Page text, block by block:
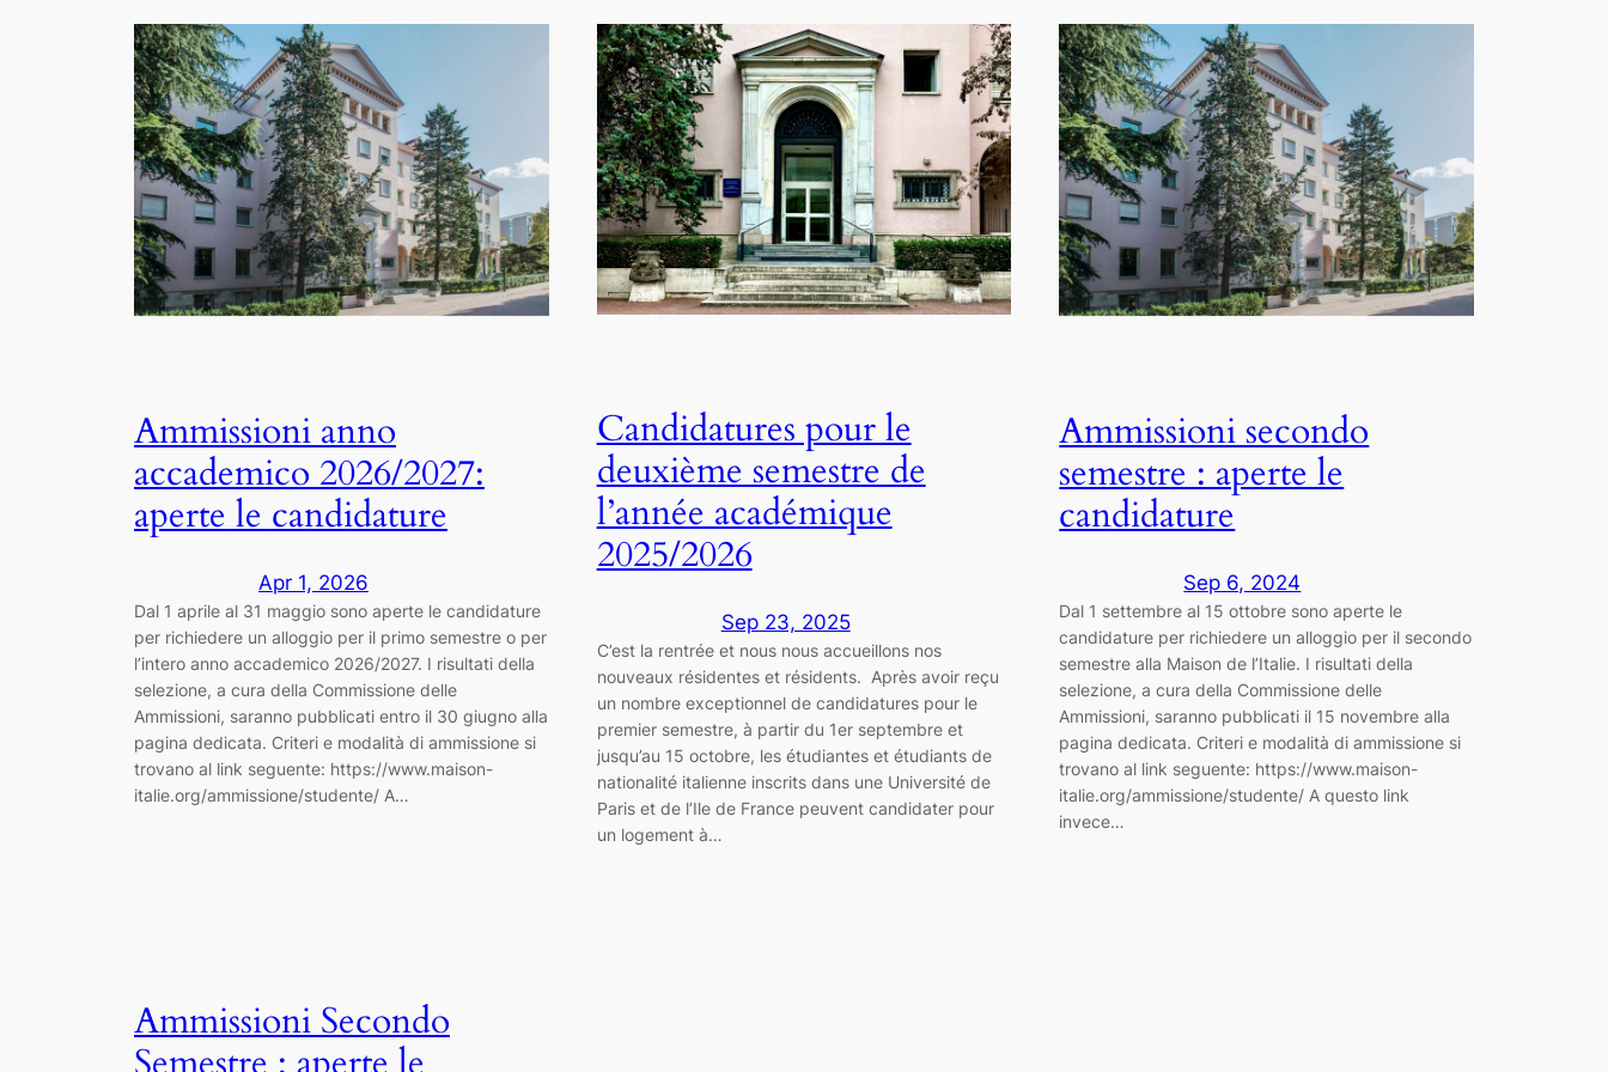
Ammissioni anno
accademico 2026/2027:
aperte le candidature
Apr 1, 2026
Dal 1 aprile al 31 maggio sono aperte le candidature
per richiedere un alloggio per il primo semestre o per
l’intero anno accademico 2026/2027. I risultati della
selezione, a cura della Commissione delle
Ammissioni, saranno pubblicati entro il 30 giugno alla
pagina dedicata. Criteri e modalità di ammissione si
trovano al link seguente: https://www.maison-
italie.org/ammissione/studente/ A…
Candidatures pour le
deuxième semestre de
l’année académique
2025/2026
Sep 23, 2025
C’est la rentrée et nous nous accueillons nos
nouveaux résidentes et résidents. Après avoir reçu
un nombre exceptionnel de candidatures pour le
premier semestre, à partir du 1er septembre et
jusqu’au 15 octobre, les étudiantes et étudiants de
nationalité italienne inscrits dans une Université de
Paris et de l’Ile de France peuvent candidater pour
un logement à…
Ammissioni secondo
semestre : aperte le
candidature
Sep 6, 2024
Dal 1 settembre al 15 ottobre sono aperte le
candidature per richiedere un alloggio per il secondo
semestre alla Maison de l’Italie. I risultati della
selezione, a cura della Commissione delle
Ammissioni, saranno pubblicati il 15 novembre alla
pagina dedicata. Criteri e modalità di ammissione si
trovano al link seguente: https://www.maison-
italie.org/ammissione/studente/ A questo link
invece…
Ammissioni Secondo